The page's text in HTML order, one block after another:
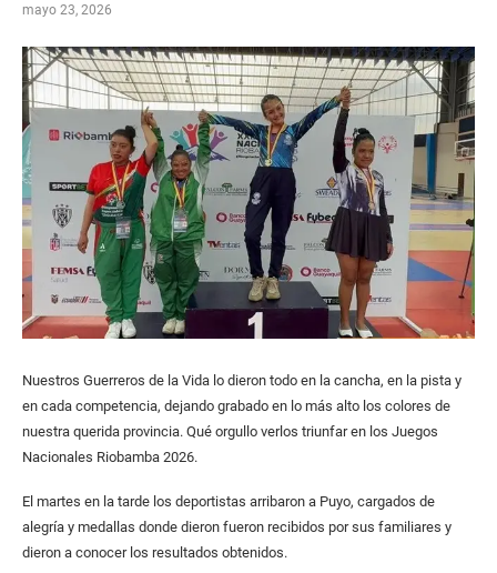
mayo 23, 2026
Nuestros Guerreros de la Vida lo dieron todo en la cancha, en la pista y
en cada competencia, dejando grabado en lo más alto los colores de
nuestra querida provincia. Qué orgullo verlos triunfar en los Juegos
Nacionales Riobamba 2026.
El martes en la tarde los deportistas arribaron a Puyo, cargados de
alegría y medallas donde dieron fueron recibidos por sus familiares y
dieron a conocer los resultados obtenidos.